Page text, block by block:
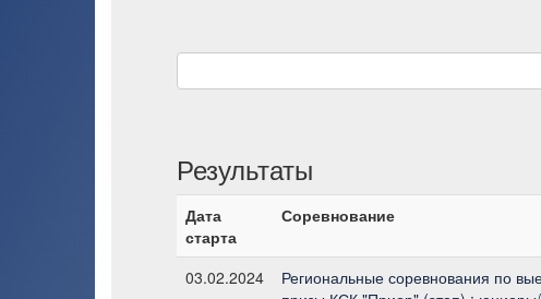
Результаты
Дата
старта
Соревнование
03.02.2024
Региональные соревнования по